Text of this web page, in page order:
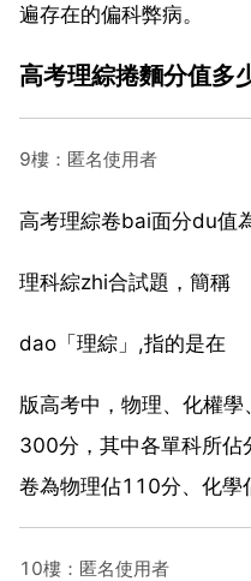
遍存在的偏科弊病。
高考理綜捲麵分值多
9樓：匿名使用者
高考理綜卷bai面分du值
理科綜zhi合試題，簡稱
dao「理綜」,指的是在
版高考中，物理、化權
300分，其中各單科所佔
卷為物理佔110分、化學
10樓：匿名使用者